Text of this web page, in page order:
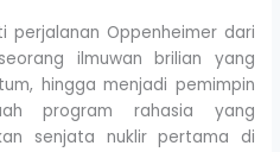
perjalanan Oppenheimer dari
ilmuwan brilian yang
hingga menjadi pemimpin
program rahasia yang
senjata nuklir pertama di